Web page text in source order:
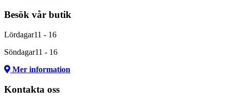
Besök vår butik
Lördagar11 - 16
Söndagar11 - 16
Mer information
Kontakta oss